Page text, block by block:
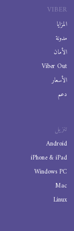
VIBER
المزايا
مدونة
الأمان
Viber Out
الأسعار
دعم
تنزيل
Android
iPhone & iPad
Windows PC
Mac
Linux